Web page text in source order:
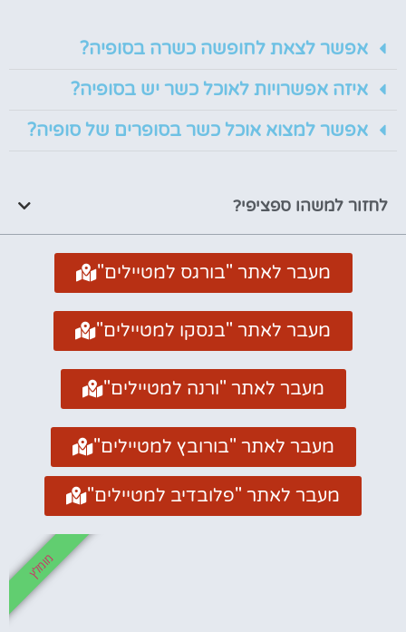
אפשר לצאת לחופשה כשרה בסופיה?
איזה אפשרויות לאוכל כשר יש בסופיה?
אפשר למצוא אוכל כשר בסופרים של סופיה?
לחזור למשהו ספציפי?
מעבר לאתר "בורגס למטיילים"
מעבר לאתר "בנסקו למטיילים"
מעבר לאתר "ורנה למטיילים"
מעבר לאתר "בורובץ למטיילים"
מעבר לאתר "פלובדיב למטיילים"
מומלץ